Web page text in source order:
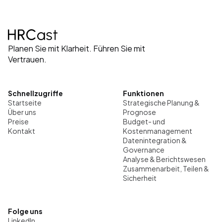
Planen Sie mit Klarheit. Führen Sie mit
Vertrauen.
Schnellzugriffe
Startseite
Über uns
Preise
Kontakt
Funktionen
Strategische Planung &
Prognose
Budget- und
Kostenmanagement
Datenintegration &
Governance
Analyse & Berichtswesen
Zusammenarbeit, Teilen &
Sicherheit
Folge uns